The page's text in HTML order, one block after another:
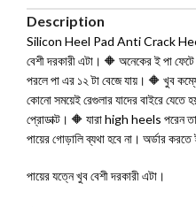
Description
Silicon Heel Pad Anti Crack
বেশী দরকারী এটা। 🔶 অনেকের ই পা
পরলে পা এর ১২ টা বেজে যায়। 🔶 খুব
কোনো সময়েই রেগুলার যাদের বাইরে যেতে
প্রোডাক্ট। 🔶 যারা high heels পরেন
পায়ের গোড়ালি ব্যথা হবে না। অর্ডার
পায়ের যত্নে খুব বেশী দরকারী এটা।